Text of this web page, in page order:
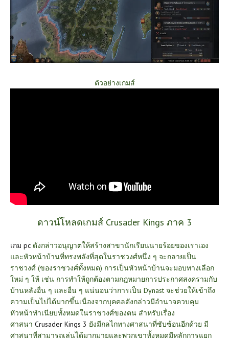
ตัวอย่างเกมส์
ดาวน์โหลดเกมส์ Crusader Kings ภาค 3
เกม pc ดังกล่าวอนุญาตให้สร้างสาขานักเรียนนายร้อยของเราเอง
และหัวหน้าบ้านที่ทรงพลังที่สุดในราชวงศ์หนึ่ง ๆ จะกลายเป็น
ราชวงศ์ (ของราชวงศ์ทั้งหมด) การเป็นหัวหน้าบ้านจะมอบทางเลือก
ใหม่ ๆ ให้ เช่น การทำให้ถูกต้องตามกฎหมายการประกาศสงครามกับ
บ้านหลังอื่น ๆ และอื่น ๆ แน่นอนว่าการเป็น Dynast จะช่วยให้เข้าถึง
ความเป็นไปได้มากขึ้นเนื่องจากบุคคลดังกล่าวมีอำนาจควบคุม
หัวหน้าทำเนียบทั้งหมดในราชวงศ์ของตน สำหรับเรื่อง
ศาสนา Crusader Kings 3 ยังมีกลไกทางศาสนาที่ซับซ้อนอีกด้วย มี
ศาสนาที่สามารถเล่นได้มากมายและพวกเขาทั้งหมดมีหลักการแยก